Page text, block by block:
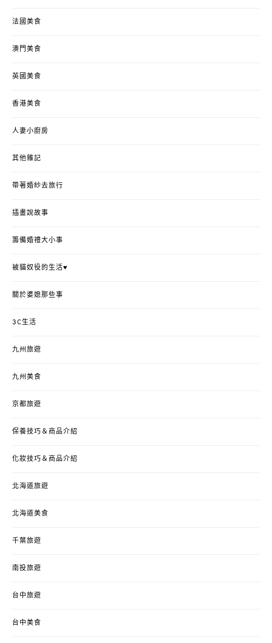
法國美食
澳門美食
英國美食
香港美食
人妻小廚房
其他雜記
帶著婚紗去旅行
插畫說故事
籌備婚禮大小事
被貓奴役的生活♥
關於婆媳那些事
3C生活
九州旅遊
九州美食
京都旅遊
保養技巧＆商品介紹
化妝技巧＆商品介紹
北海道旅遊
北海道美食
千葉旅遊
南投旅遊
台中旅遊
台中美食